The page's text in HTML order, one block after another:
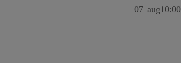
07 aug10:00